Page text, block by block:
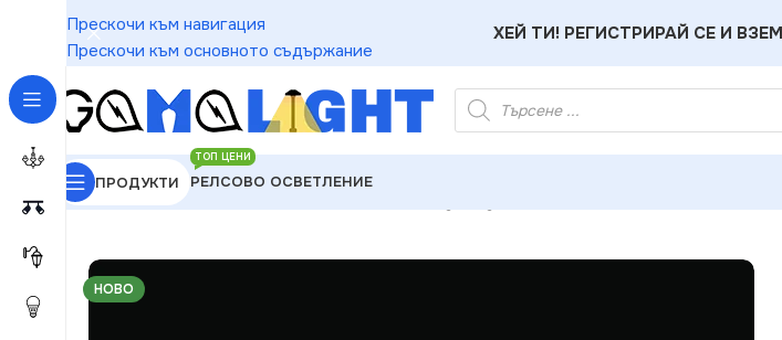
Прескочи към навигация
Прескочи към основното съдържание
ХЕЙ ТИ! РЕГИСТРИРАЙ СЕ И
ПРОДУКТИ РЕЛСОВО ОСВЕТЛЕНИЕ
ТОП ЦЕНИ
GAMALIGHT»
НОВО